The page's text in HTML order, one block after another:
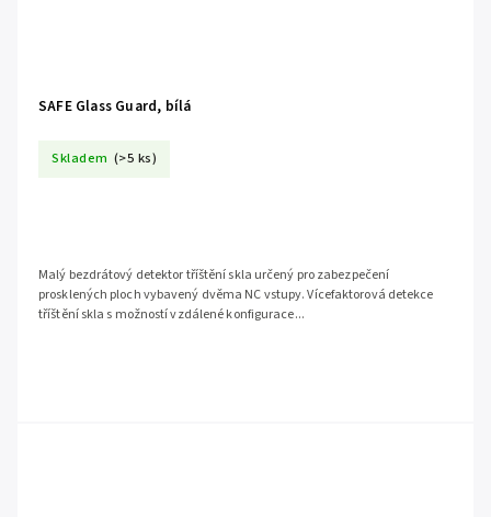
SAFE Glass Guard, bílá
Skladem (>5 ks)
Malý bezdrátový detektor tříštění skla určený pro zabezpečení
prosklených ploch vybavený dvěma NC vstupy. Vícefaktorová detekce
tříštění skla s možností vzdálené konfigurace...